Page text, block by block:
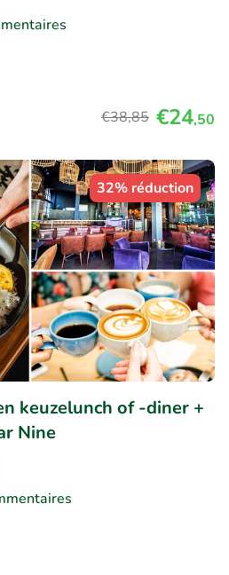
€38,85 €24,50
32% réduction
keuzelunch of -diner +
Nine